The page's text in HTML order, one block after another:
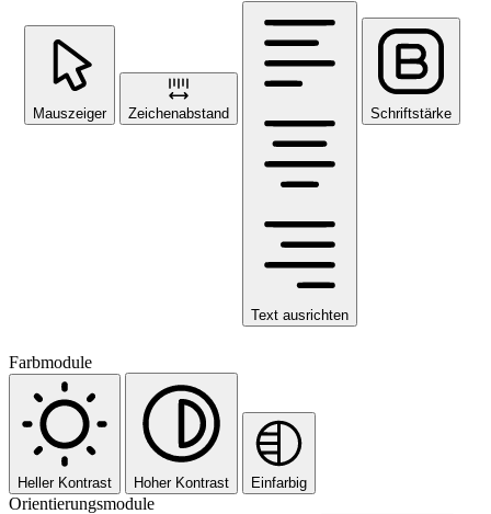
Mauszeiger Zeichenabstand
Text ausrichten
Schriftstärke
Farbmodule
Heller Kontrast Hoher Kontrast Einfarbig
Orientierungsmodule